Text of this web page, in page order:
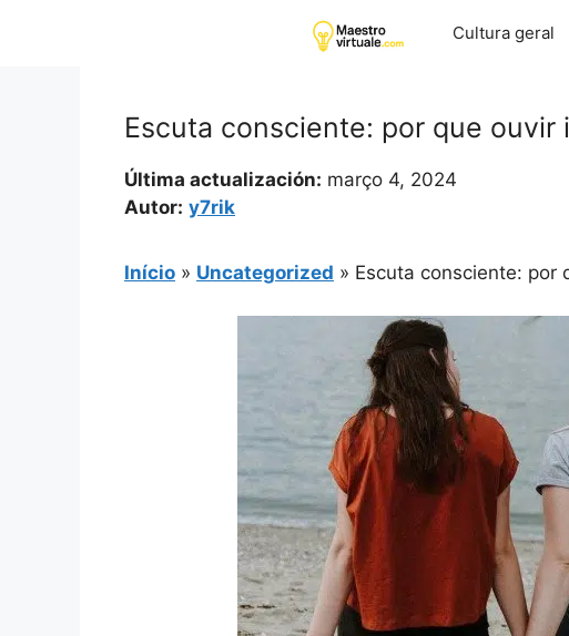
Cultura geral
Escuta consciente: por que ouvir
Última actualización: março 4, 2024
Autor: y7rik
Início » Uncategorized » Escuta consciente: por